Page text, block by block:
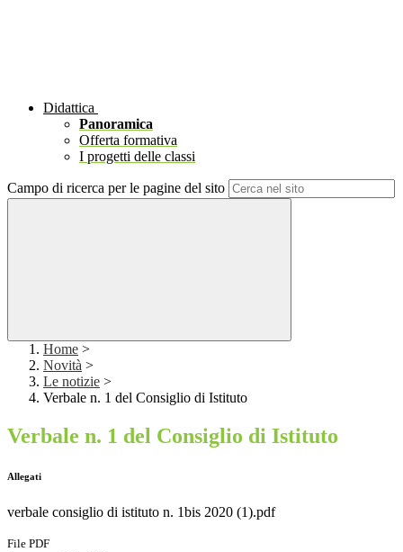
Didattica
Panoramica
Offerta formativa
I progetti delle classi
Campo di ricerca per le pagine del sito
Home >
Novità >
Le notizie >
Verbale n. 1 del Consiglio di Istituto
Verbale n. 1 del Consiglio di Istituto
Allegati
verbale consiglio di istituto n. 1bis 2020 (1).pdf
File PDF